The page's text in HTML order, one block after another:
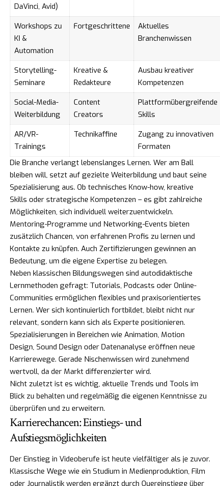
DaVinci, Avid)
Workshops zu
KI &
Automation
Fortgeschrittene
Aktuelles
Branchenwissen
Storytelling-
Seminare
Kreative &
Redakteure
Ausbau kreativer
Kompetenzen
Social-Media-
Weiterbildung
Content
Creators
Plattformübergreifende
Skills
AR/VR-
Trainings
Technikaffine
Zugang zu innovativen
Formaten
Die Branche verlangt lebenslanges Lernen. Wer am Ball
bleiben will, setzt auf gezielte Weiterbildung und baut seine
Spezialisierung aus. Ob technisches Know-how, kreative
Skills oder strategische Kompetenzen – es gibt zahlreiche
Möglichkeiten, sich individuell weiterzuentwickeln.
Mentoring-Programme und Networking-Events bieten
zusätzlich Chancen, von erfahrenen Profis zu lernen und
Kontakte zu knüpfen. Auch Zertifizierungen gewinnen an
Bedeutung, um die eigene Expertise zu belegen.
Neben klassischen Bildungswegen sind autodidaktische
Lernmethoden gefragt: Tutorials, Podcasts oder Online-
Communities ermöglichen flexibles und praxisorientiertes
Lernen. Wer sich kontinuierlich fortbildet, bleibt nicht nur
relevant, sondern kann sich als Experte positionieren.
Spezialisierungen in Bereichen wie Animation, Motion
Design, Sound Design oder Datenanalyse eröffnen neue
Karrierewege. Gerade Nischenwissen wird zunehmend
wertvoll, da der Markt differenzierter wird.
Nicht zuletzt ist es wichtig, aktuelle Trends und Tools im
Blick zu behalten und regelmäßig die eigenen Kenntnisse zu
überprüfen und zu erweitern.
Karrierechancen: Einstiegs- und
Aufstiegsmöglichkeiten
Der Einstieg in Videoberufe ist heute vielfältiger als je zuvor.
Klassische Wege wie ein Studium in Medienproduktion, Film
oder Journalistik werden ergänzt durch Quereinstiege über